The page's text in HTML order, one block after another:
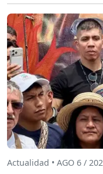
Actualidad • AGO 6 /